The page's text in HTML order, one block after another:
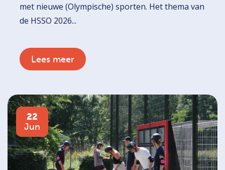
met nieuwe (Olympische) sporten. Het thema van
de HSSO 2026...
Lees meer
22
Jun